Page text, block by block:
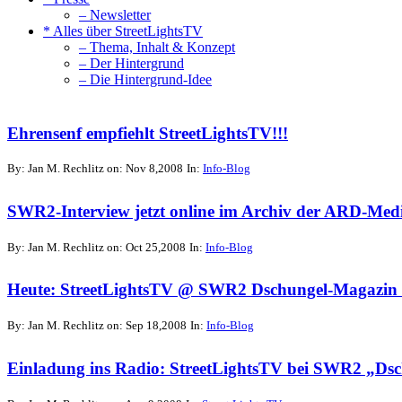
– Newsletter
* Alles über StreetLightsTV
– Thema, Inhalt & Konzept
– Der Hintergrund
– Die Hintergrund-Idee
Ehrensenf empfiehlt StreetLightsTV!!!
By: Jan M. Rechlitz on: Nov 8,2008 In: Info-Blog
SWR2-Interview jetzt online im Archiv der ARD-
By: Jan M. Rechlitz on: Oct 25,2008 In: Info-Blog
Heute: StreetLightsTV @ SWR2 Dschungel-Magazin
By: Jan M. Rechlitz on: Sep 18,2008 In: Info-Blog
Einladung ins Radio: StreetLightsTV bei SWR2